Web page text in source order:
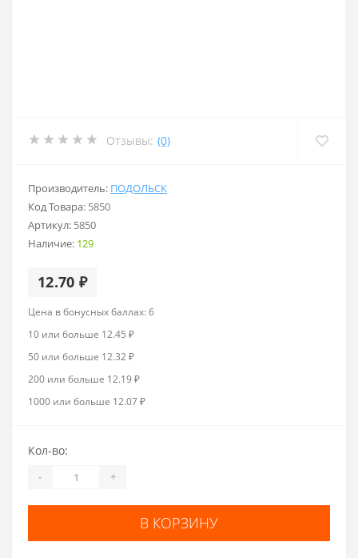
Отзывы: (0)
Производитель: ПОДОЛЬСК
Код Товара: 5850
Артикул: 5850
Наличие: 129
12.70 ₽
Цена в бонусных баллах: 6
10 или больше 12.45 ₽
50 или больше 12.32 ₽
200 или больше 12.19 ₽
1000 или больше 12.07 ₽
Кол-во:
- +
В КОРЗИНУ